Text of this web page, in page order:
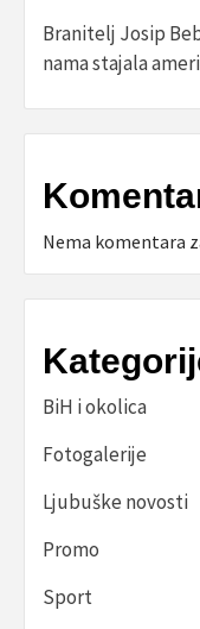
Branitelj Josip
nama stajala
Nema komentara
BiH i okolica
Fotogalerije
Ljubuške novosti
Promo
Sport